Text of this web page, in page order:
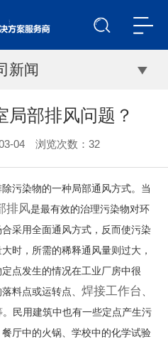
新闻
局部排风问题？
04 浏览次数： 32
污染物的一种局部通风方式。当
排风是最有效的治理污染物对环
采用全面通风方式，反而使污染
时，所需的稀释通风量则过大，
点发生的情况在工业厂房中很
料点或运转点、 焊接工作台、
。民用建筑中也有一些定点产生污
厅中的火锅、学校中的化学试验